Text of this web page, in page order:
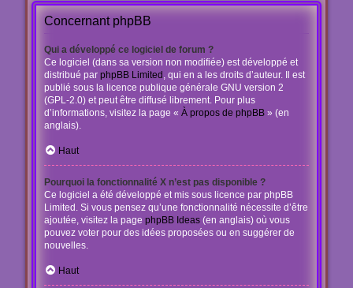
Concernant phpBB
Qui a développé ce logiciel de forum ?
Ce logiciel (dans sa version non modifiée) est développé et
distribué par phpBB Limited , qui en a les droits d’auteur. Il est
publié sous la licence publique générale GNU version 2
(GPL-2.0) et peut être diffusé librement. Pour plus
d’informations, visitez la page « À propos de phpBB» (en
anglais).
Haut
Pourquoi la fonctionnalité X n’est pas disponible ?
Ce logiciel a été développé et mis sous licence par phpBB
Limited. Si vous pensez qu’une fonctionnalité nécessite d’être
ajoutée, visitez la page phpBB Ideas(en anglais) où vous
pouvez voter pour des idées proposées ou en suggérer de
nouvelles.
Haut